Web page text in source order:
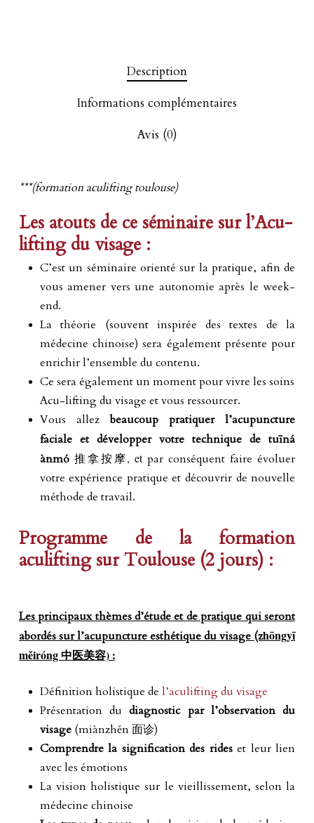
Description
Informations complémentaires
Avis (0)
***(formation aculifting toulouse)
Les atouts de ce séminaire sur l’Acu-
lifting du visage :
C’est un séminaire orienté sur la pratique, afin de
vous amener vers une autonomie après le week-
end.
La théorie (souvent inspirée des textes de la
médecine chinoise) sera également présente pour
enrichir l’ensemble du contenu.
Ce sera également un moment pour vivre les soins
Acu-lifting du visage et vous ressourcer.
Vous allezbeaucoup pratiquer l’acupuncture
faciale et développer votre technique de tuīná
ànmó推拿按摩, etpar conséquent faire évoluer
votre expérience pratique et découvrir de nouvelle
méthode de travail.
Programme de la formation
aculifting sur Toulouse (2 jours) :
Les principaux thèmes d’étude et de pratique qui seront
abordés sur l’acupuncture esthétique du visage (zhōngyī
měiróng 中医美容):
Définition holistique de l’aculifting du visage
Présentation dudiagnostic par l’observation du
visage(miànzhěn 面诊)
Comprendre la signification des rideset leur lien
avec les émotions
La vision holistique sur le vieillissement, selon la
médecine chinoise